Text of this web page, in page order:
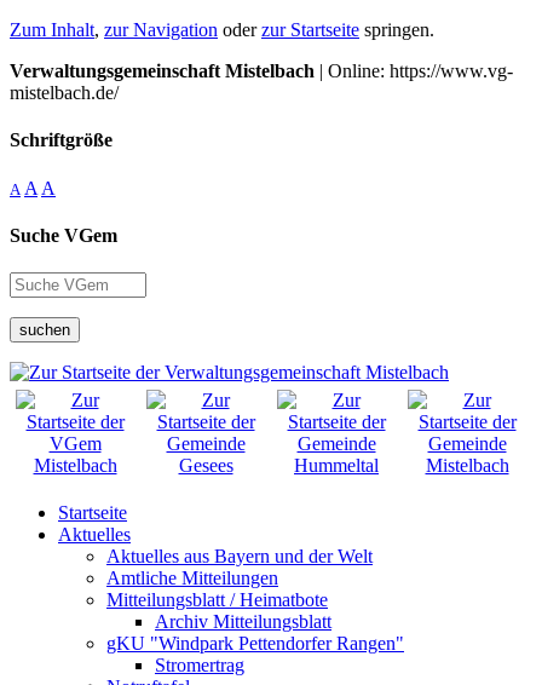
Zum Inhalt, zur Navigation oderzur Startseite springen.
Verwaltungsgemeinschaft Mistelbach | Online: https://www.vg-
mistelbach.de/
Schriftgröße
A A A
Suche VGem
suchen
Startseite
Aktuelles
Aktuelles aus Bayern und der Welt
Amtliche Mitteilungen
Mitteilungsblatt / Heimatbote
Archiv Mitteilungsblatt
gKU "Windpark Pettendorfer Rangen"
Stromertrag